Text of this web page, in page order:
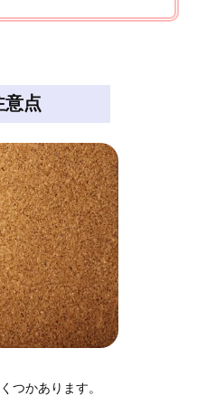
の注意点
つかあります。